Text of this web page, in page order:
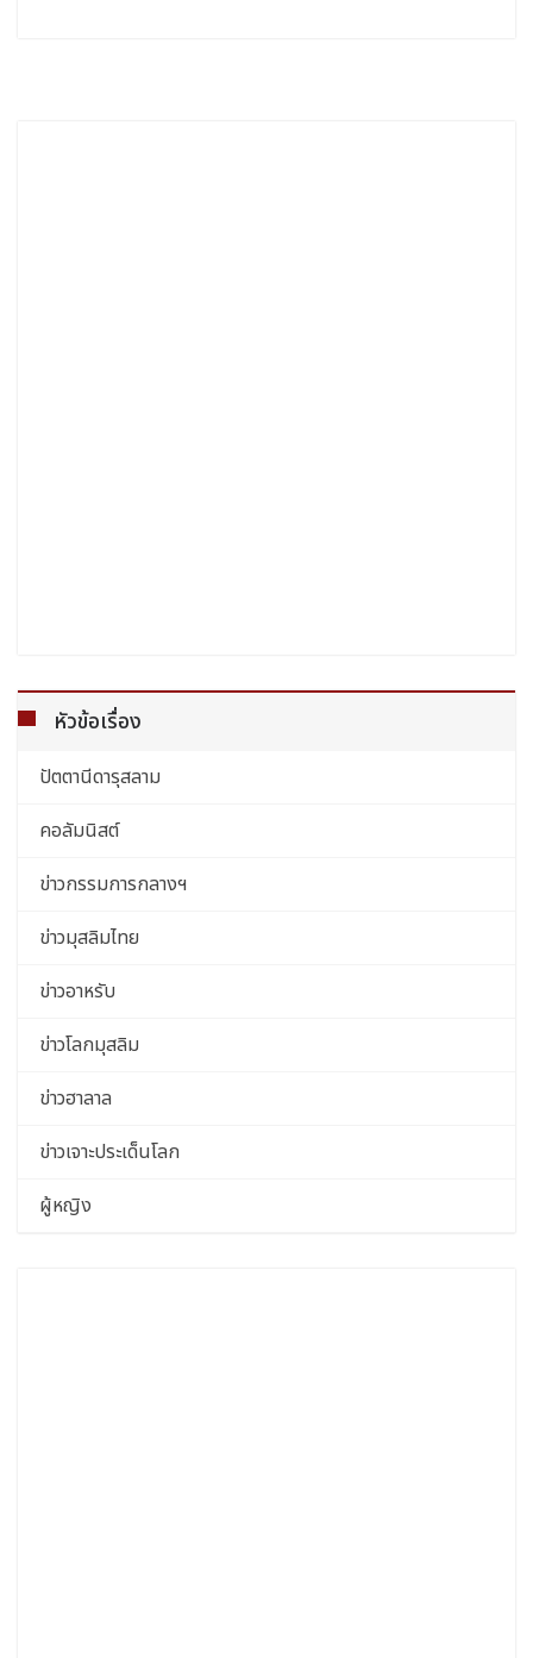
หัวข้อเรื่อง
ปัตตานีดารุสลาม
คอลัมนิสต์
ข่าวกรรมการกลางฯ
ข่าวมุสลิมไทย
ข่าวอาหรับ
ข่าวโลกมุสลิม
ข่าวฮาลาล
ข่าวเจาะประเด็นโลก
ผู้หญิง